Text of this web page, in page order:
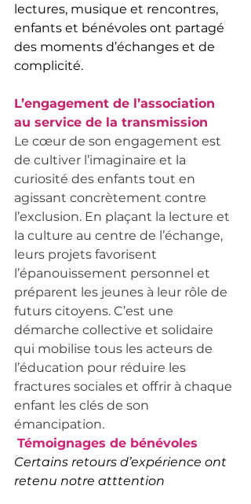
lectures, musique et rencontres,
enfants et bénévoles ont partagé
des moments d’échanges et de
complicité.
L’engagement de l’association
au service de la transmission
Le cœur de son engagement est
de cultiver l’imaginaire et la
curiosité des enfants tout en
agissant concrètement contre
l’exclusion. En plaçant la lecture et
la culture au centre de l’échange,
leurs projets favorisent
l’épanouissement personnel et
préparent les jeunes à leur rôle de
futurs citoyens. C’est une
démarche collective et solidaire
qui mobilise tous les acteurs de
l’éducation pour réduire les
fractures sociales et offrir à chaque
enfant les clés de son
émancipation.
Témoignages de bénévoles
Certains retours d’expérience ont
retenu notre atttention